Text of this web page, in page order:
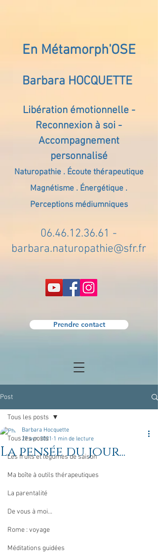
En Métamorph'OSE
Barbara HOCQUETTE
Libération émotionnelle -
Reconnexion à soi -
Accompagnement
personnalisé
Naturopathie . Écoute thérapeutique
Magnétisme . Énergétique .
Perceptions médiumniques
06.46.12.36.61 -
barbara.naturopathie@sfr.fr
Prendre contact
Post
Tous les posts
Les fruits et légumes de saison
Ma boîte à outils thérapeutiques
La parentalité
De vous à moi...
Rome : voyage
Méditations guidées
Tous les posts
La pensée du jour...
Barbara Hocquette
27 avr. 2021 1 min de lecture